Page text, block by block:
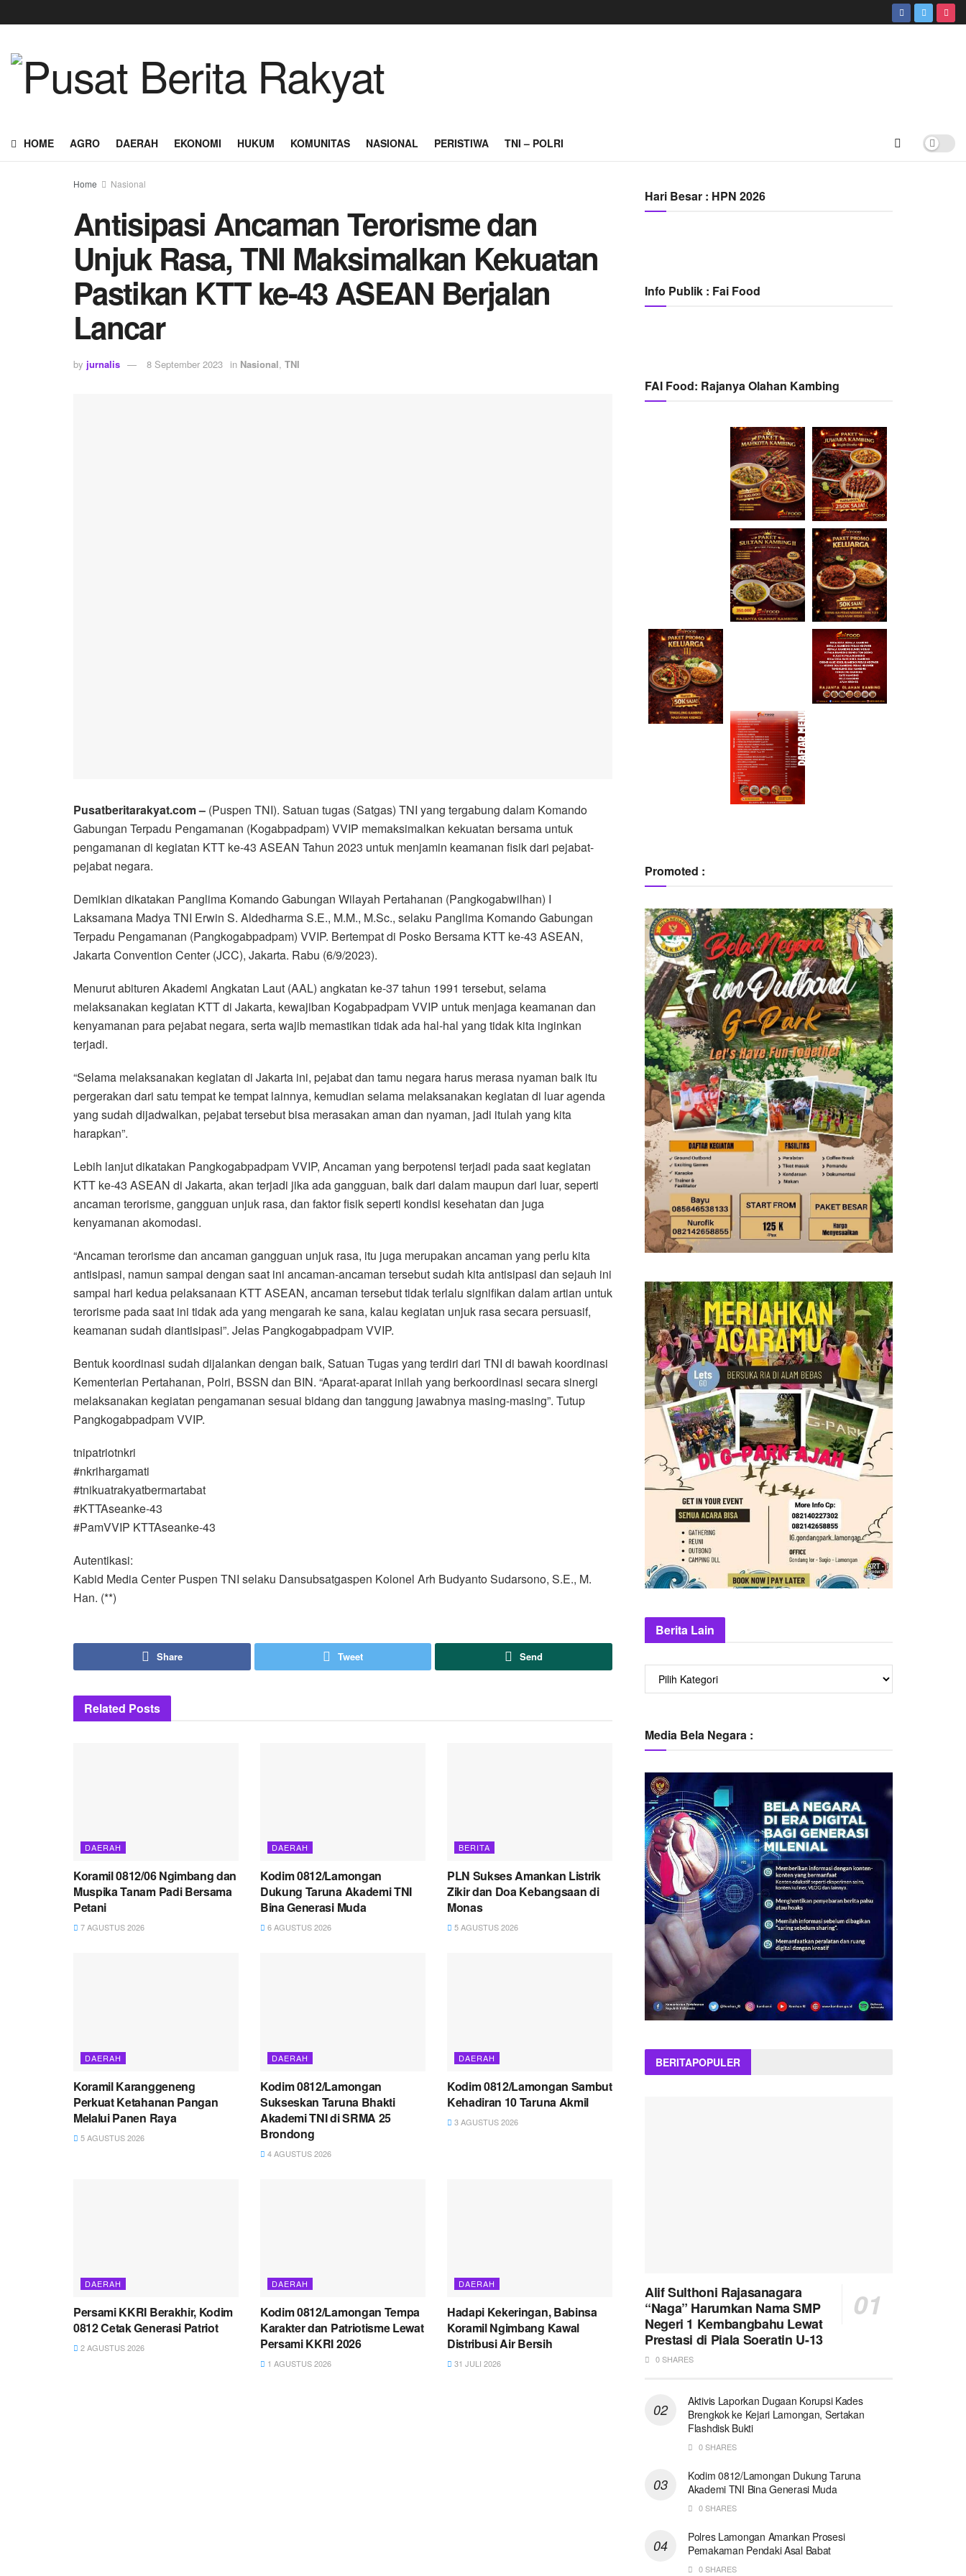
HOME AGRO DAERAH EKONOMI HUKUM KOMUNITAS NASIONAL PERISTIWA TNI – POLRI
Home Nasional
Antisipasi Ancaman Terorisme dan
Unjuk Rasa, TNI Maksimalkan Kekuatan
Pastikan KTT ke-43 ASEAN Berjalan
Lancar
by jurnalis 8 September 2023 in Nasional, TNI
Pusatberitarakyat.com – (Puspen TNI). Satuan tugas (Satgas) TNI yang tergabung dalam Komando
Gabungan Terpadu Pengamanan (Kogabpadpam) VVIP memaksimalkan kekuatan bersama untuk
pengamanan di kegiatan KTT ke-43 ASEAN Tahun 2023 untuk menjamin keamanan fisik dari pejabat-
pejabat negara.
Demikian dikatakan Panglima Komando Gabungan Wilayah Pertahanan (Pangkogabwilhan) I
Laksamana Madya TNI Erwin S. Aldedharma S.E., M.M., M.Sc., selaku Panglima Komando Gabungan
Terpadu Pengamanan (Pangkogabpadpam) VVIP. Bertempat di Posko Bersama KTT ke-43 ASEAN,
Jakarta Convention Center (JCC), Jakarta. Rabu (6/9/2023).
Menurut abituren Akademi Angkatan Laut (AAL) angkatan ke-37 tahun 1991 tersebut, selama
melaksanakan kegiatan KTT di Jakarta, kewajiban Kogabpadpam VVIP untuk menjaga keamanan dan
kenyamanan para pejabat negara, serta wajib memastikan tidak ada hal-hal yang tidak kita inginkan
terjadi.
“Selama melaksanakan kegiatan di Jakarta ini, pejabat dan tamu negara harus merasa nyaman baik itu
pergerakan dari satu tempat ke tempat lainnya, kemudian selama melaksanakan kegiatan di luar agenda
yang sudah dijadwalkan, pejabat tersebut bisa merasakan aman dan nyaman, jadi itulah yang kita
harapkan”.
Lebih lanjut dikatakan Pangkogabpadpam VVIP, Ancaman yang berpotensi terjadi pada saat kegiatan
KTT ke-43 ASEAN di Jakarta, akan terjadi jika ada gangguan, baik dari dalam maupun dari luar, seperti
ancaman terorisme, gangguan unjuk rasa, dan faktor fisik seperti kondisi kesehatan dan juga
kenyamanan akomodasi.
“Ancaman terorisme dan ancaman gangguan unjuk rasa, itu juga merupakan ancaman yang perlu kita
antisipasi, namun sampai dengan saat ini ancaman-ancaman tersebut sudah kita antisipasi dan sejauh ini
sampai hari kedua pelaksanaan KTT ASEAN, ancaman tersebut tidak terlalu signifikan dalam artian untuk
terorisme pada saat ini tidak ada yang mengarah ke sana, kalau kegiatan unjuk rasa secara persuasif,
keamanan sudah diantisipasi”. Jelas Pangkogabpadpam VVIP.
Bentuk koordinasi sudah dijalankan dengan baik, Satuan Tugas yang terdiri dari TNI di bawah koordinasi
Kementerian Pertahanan, Polri, BSSN dan BIN. “Aparat-aparat inilah yang berkoordinasi secara sinergi
melaksanakan kegiatan pengamanan sesuai bidang dan tanggung jawabnya masing-masing”. Tutup
Pangkogabpadpam VVIP.
tnipatriotnkri
#nkrihargamati
#tnikuatrakyatbermartabat
#KTTAseanke-43
#PamVVIP KTTAseanke-43
Autentikasi:
Kabid Media Center Puspen TNI selaku Dansubsatgaspen Kolonel Arh Budyanto Sudarsono, S.E., M.
Han. (**)
Share Tweet Send
Related Posts
DAERAH
Koramil 0812/06 Ngimbang dan
Muspika Tanam Padi Bersama
Petani
7 AGUSTUS 2026
DAERAH
Kodim 0812/Lamongan
Dukung Taruna Akademi TNI
Bina Generasi Muda
6 AGUSTUS 2026
BERITA
PLN Sukses Amankan Listrik
Zikir dan Doa Kebangsaan di
Monas
5 AGUSTUS 2026
DAERAH
Koramil Karanggeneng
Perkuat Ketahanan Pangan
Melalui Panen Raya
5 AGUSTUS 2026
DAERAH
Kodim 0812/Lamongan
Sukseskan Taruna Bhakti
Akademi TNI di SRMA 25
Brondong
4 AGUSTUS 2026
DAERAH
Kodim 0812/Lamongan Sambut
Kehadiran 10 Taruna Akmil
3 AGUSTUS 2026
DAERAH
Persami KKRI Berakhir, Kodim
0812 Cetak Generasi Patriot
2 AGUSTUS 2026
DAERAH
Kodim 0812/Lamongan Tempa
Karakter dan Patriotisme Lewat
Persami KKRI 2026
1 AGUSTUS 2026
DAERAH
Hadapi Kekeringan, Babinsa
Koramil Ngimbang Kawal
Distribusi Air Bersih
31 JULI 2026
Hari Besar : HPN 2026
Info Publik : Fai Food
FAI Food: Rajanya Olahan Kambing
Promoted :
Berita Lain
Berita
Media Bela Negara :
BERITAPOPULER
Alif Sulthoni Rajasanagara
“Naga” Harumkan Nama SMP
Negeri 1 Kembangbahu Lewat
Prestasi di Piala Soeratin U-13
0 SHARES
Aktivis Laporkan Dugaan Korupsi Kades
Brengkok ke Kejari Lamongan, Sertakan
Flashdisk Bukti
0 SHARES
Kodim 0812/Lamongan Dukung Taruna
Akademi TNI Bina Generasi Muda
0 SHARES
Polres Lamongan Amankan Prosesi
Pemakaman Pendaki Asal Babat
0 SHARES